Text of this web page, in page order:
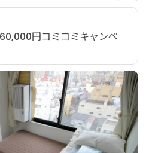
円コミコミキャンペ